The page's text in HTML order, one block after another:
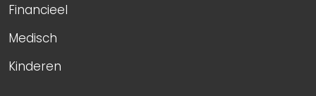
Financieel
Medisch
Kinderen